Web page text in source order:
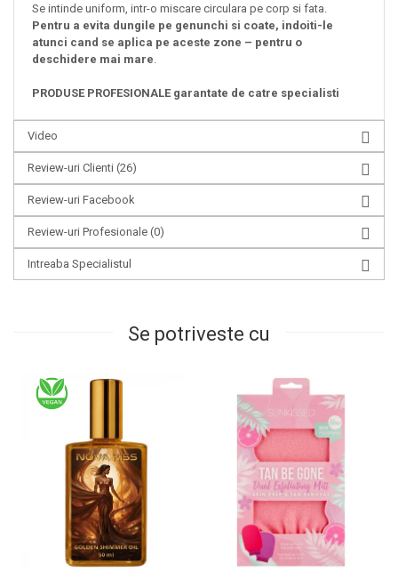
Se intinde uniform, intr-o miscare circulara pe corp si fata.
Pentru a evita dungile pe genunchi si coate, indoiti-le
atunci cand se aplica pe aceste zone – pentru o
deschidere mai mare
PRODUSE PROFESIONALE garantate de catre specialisti
Video
Review-uri Clienti (26)
Review-uri Facebook
Review-uri Profesionale (0)
Intreaba Specialistul
Se potriveste cu